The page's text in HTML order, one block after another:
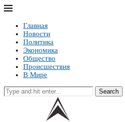
Главная
Новости
Политика
Экономика
Общество
Происшествия
В Мире
Search